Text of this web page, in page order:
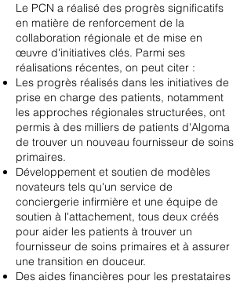
Le PCN a réalisé des progrès significatifs
en matière de renforcement de la
collaboration régionale et de mise en
œuvre d'initiatives clés. Parmi ses
réalisations récentes, on peut citer :
Les progrès réalisés dans les initiatives de
prise en charge des patients, notamment
les approches régionales structurées, ont
permis à des milliers de patients d'Algoma
de trouver un nouveau fournisseur de soins
primaires.
Développement et soutien de modèles
novateurs tels qu'un service de
conciergerie infirmière et une équipe de
soutien à l'attachement, tous deux créés
pour aider les patients à trouver un
fournisseur de soins primaires et à assurer
une transition en douceur.
Des aides financières pour les prestataires